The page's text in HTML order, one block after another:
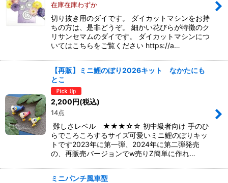
在庫在庫わずか
切り抜き用のダイです。 ダイカットマシンをお持
ちの方は、是非どうぞ。 細かい花びらが特徴のク
リサンセマムのダイです。 ダイカットマシンにつ
いてはこちらをご覧ください https://a…
【再販】ミニ鯉のぼり2026キット なかたにも
とこ
2,200円(税込)
14点
難しさレベル ★★★☆☆ 初中級者向け 手のひ
らでころころするサイズ可愛いミニ鯉のぼりキッ
トです2023年に第一弾、2024年に第二弾発売
の、再販売バージョンでw売りZ簡単に作れ…
ミニパンチ風車型